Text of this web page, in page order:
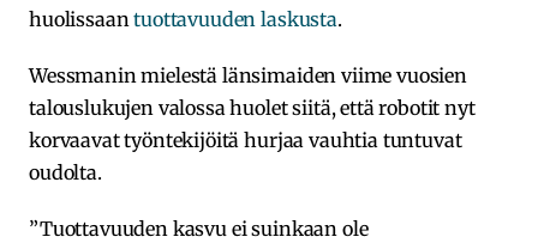
huolissaantuottavuuden laskusta.
Wessmanin mielestä länsimaiden viime vuosien
talouslukujen valossa huolet siitä, että robotit nyt
korvaavat työntekijöitä hurjaa vauhtia tuntuvat
oudolta.
”Tuottavuuden kasvu ei suinkaan ole